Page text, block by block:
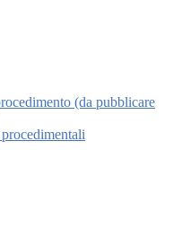
(da pubblicare